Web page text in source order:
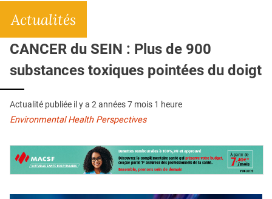
CONTACT
Actualités
CANCER du SEIN : Plus de 900
substances toxiques pointées du doigt
Actualité publiée il y a 2 années 7 mois 1 heure
Environmental Health Perspectives